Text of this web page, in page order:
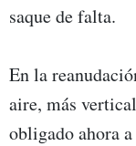
saque de falta.
En la
aire, más
obligado ahora